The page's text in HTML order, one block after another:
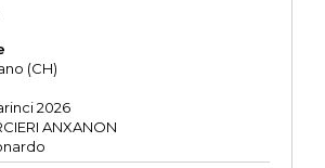
(CH)
2026
ANXANON